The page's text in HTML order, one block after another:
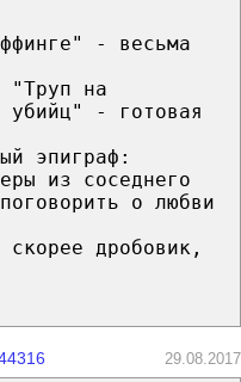
- весьма
"Труп на
убийц" - готовая
эпиграф:
из соседнего
о любви
дробовик,
29.08.2017